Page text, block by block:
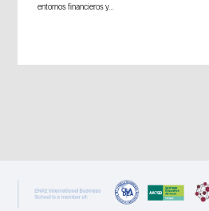
entornos financieros y...